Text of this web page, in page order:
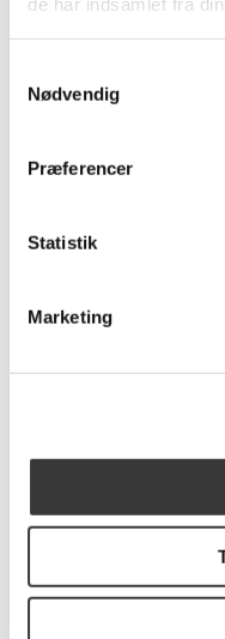
Nødvendig
Præferencer
Statistik
Marketing
1.649,00 DKK
Theca Sini skammel